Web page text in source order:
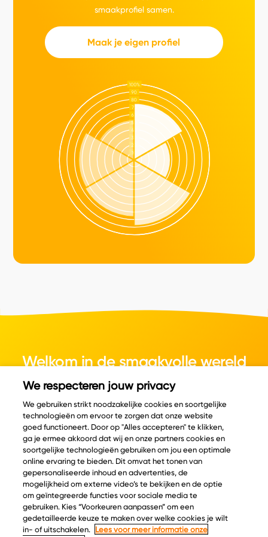
smaakprofiel samen.
Maak je eigen profiel
Welkom in de smaakvolle wereld
van kaas.
© Copyright 2026 Velder
Inspiratie
Kaascatalogus
Recepten
Kaasplankjes
Informatie
Over ons
Ontdek
Keurmerken
We respecteren jouw privacy
We gebruiken strikt noodzakelijke cookies en soortgelijke
technologieën om ervoor te zorgen dat onze website
goed functioneert. Door op "Alles accepteren" te klikken,
ga je ermee akkoord dat wij en onze partners cookies en
soortgelijke technologieën gebruiken om jou een optimale
online ervaring te bieden. Dit omvat het tonen van
gepersonaliseerde inhoud en advertenties, de
mogelijkheid om externe video’s te bekijken en de optie
om geïntegreerde functies voor sociale media te
gebruiken. Kies “Voorkeuren aanpassen” om een
gedetailleerde keuze te maken over welke cookies je wilt
in- of uitschakelen.
Lees voor meer informatie onze